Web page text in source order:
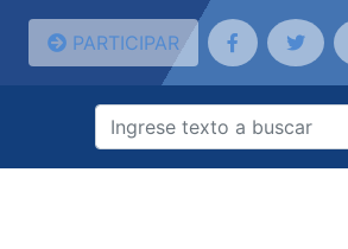
PARTICIPAR